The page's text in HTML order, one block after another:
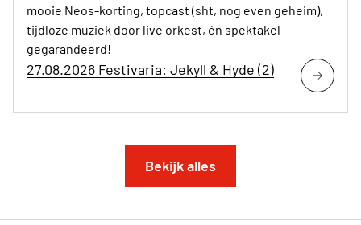
mooie Neos-korting, topcast (sht, nog even geheim),
tijdloze muziek door live orkest, én spektakel
gegarandeerd!
27.08.2026 Festivaria: Jekyll & Hyde (2)
Bekijk alles